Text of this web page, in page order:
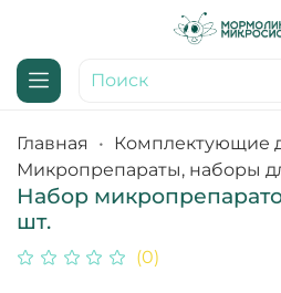
Главная
Комплектующие
Микропрепараты, наборы
Набор
шт.
(0)